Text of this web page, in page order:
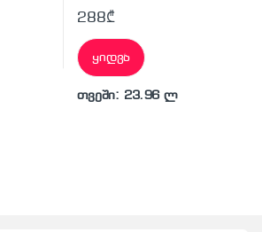
288₾
ყიდვა
თვეში: 23.96 ლ